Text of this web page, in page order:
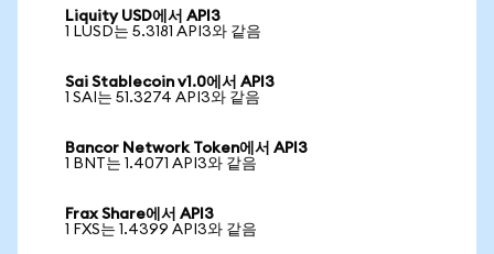
Liquity USD에서 API3
1 LUSD는 5.3181 API3와 같음
Sai Stablecoin v1.0에서 API3
1 SAI는 51.3274 API3와 같음
Bancor Network Token에서 API3
1 BNT는 1.4071 API3와 같음
Frax Share에서 API3
1 FXS는 1.4399 API3와 같음